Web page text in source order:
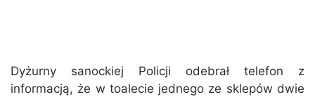
Dyżurny sanockiej Policji odebrał telefon z
informacją, że w toalecie jednego ze sklepów dwie